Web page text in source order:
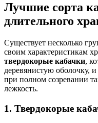
Лучшие сорта
длительного
Существует несколько
своим характеристикам
твердокорые кабачки,
деревянистую оболочку,
при полном созревании
лежкость.
1. Твердокорые